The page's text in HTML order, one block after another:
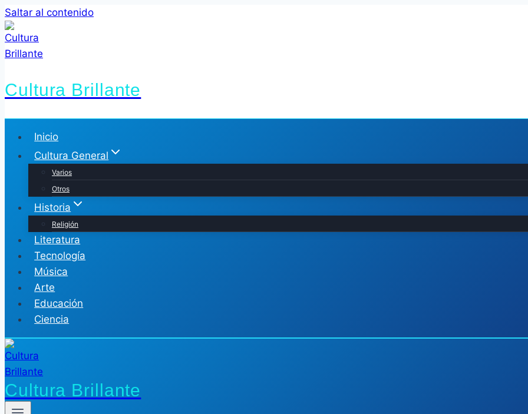
Saltar al contenido
Cultura Brillante
Inicio
Cultura General
Varios
Otros
Historia
Religión
Literatura
Tecnología
Música
Arte
Educación
Ciencia
Cultura Brillante